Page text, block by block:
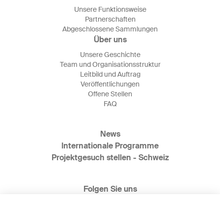
Unsere Funktionsweise
Partnerschaften
Abgeschlossene Sammlungen
Über uns
Unsere Geschichte
Team und Organisationsstruktur
Leitbild und Auftrag
Veröffentlichungen
Offene Stellen
FAQ
News
Internationale Programme
Projektgesuch stellen - Schweiz
Folgen Sie uns